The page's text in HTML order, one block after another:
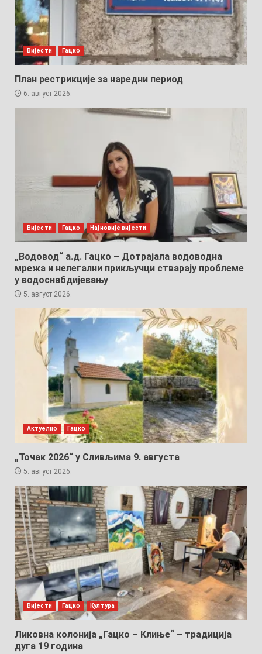
Вијести Гацко
План рестрикције за наредни период
6. август 2026.
Вијести Гацко Најновије вијести
„Водовод“ а.д. Гацко – Дотрајала водоводна
мрежа и нелегални прикључци стварају проблеме
у водоснабдијевању
5. август 2026.
Актуелно Гацко
„Точак 2026“ у Сливљима 9. августа
5. август 2026.
Вијести Гацко Култура
Ликовна колонија „Гацко – Клиње“ – традиција
дуга 19 година